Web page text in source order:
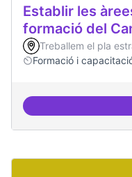
Establir les
formació del
Treballem el pla
Formació i